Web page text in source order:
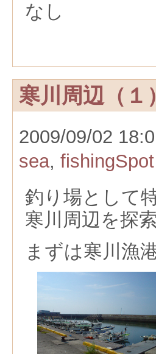
なし
寒川周辺（１）
2009/09/02
sea, fishingSpot
釣り場として
寒川周辺を探
まずは寒川漁